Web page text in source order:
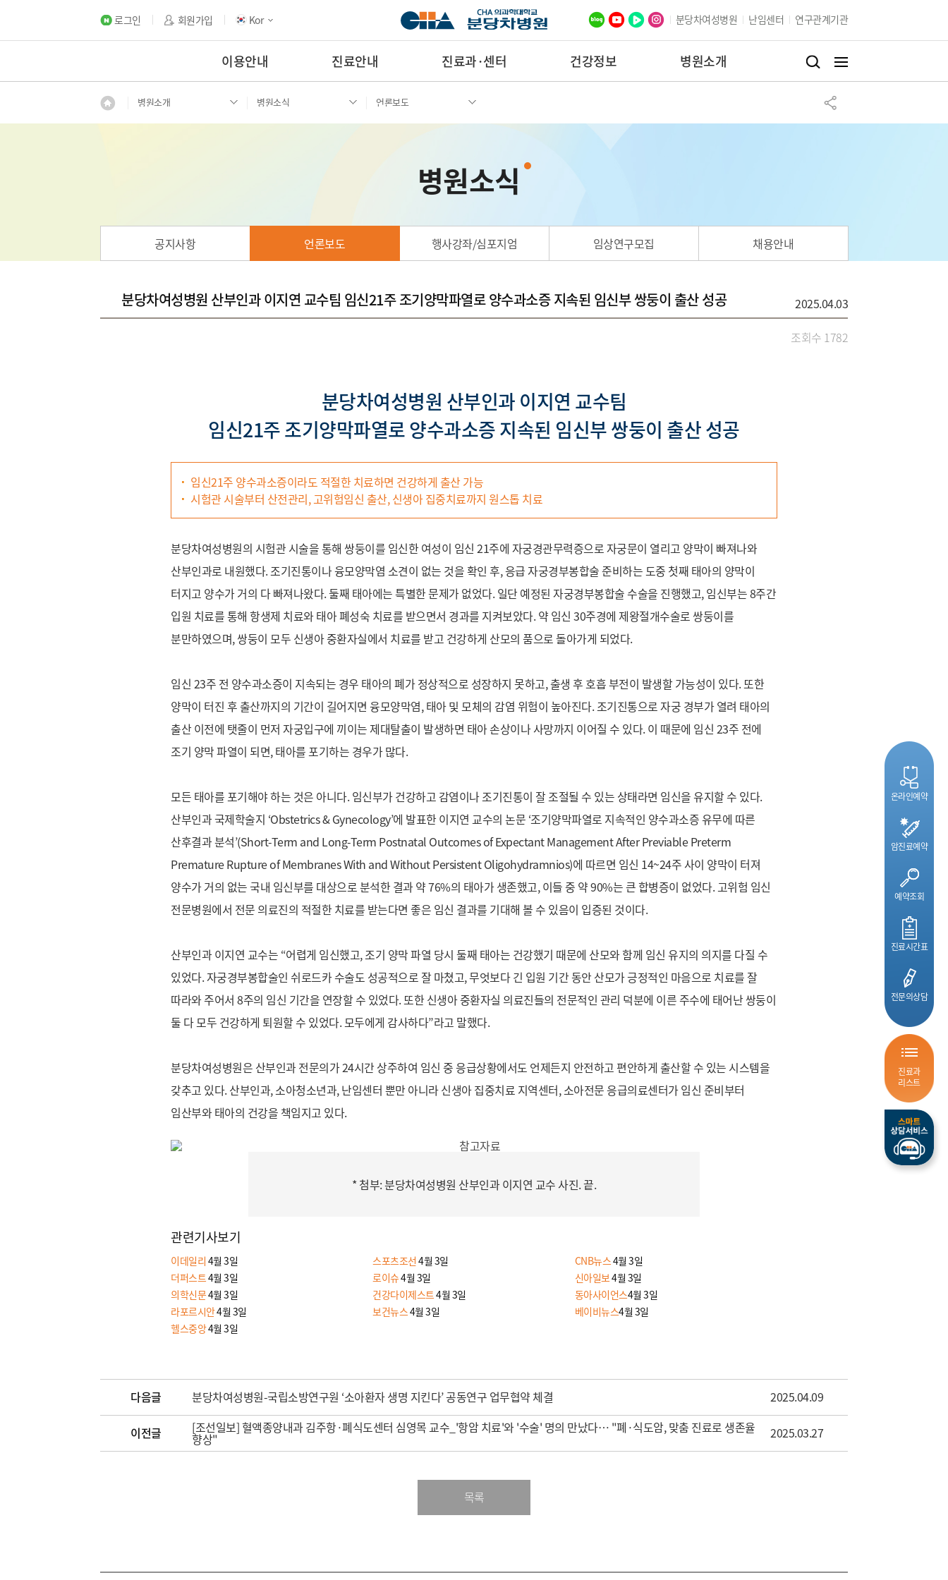
로그인 회원가입 Kor 분당차여성병원 난임센터 연구관계기관
이용안내 진료안내 진료과·센터 건강정보 병원소개
온라인예약
암진료예약
예약조회
진료시간표
전문의상담
진료과
리스트
병원소개 병원소식 언론보도
병원소식
공지사항 언론보도 행사강좌/심포지엄 임상연구모집 채용안내
분당차여성병원 산부인과 이지연 교수팀 임신21주 조기양막파열로 양수과소증 지속된 임신부 쌍둥이 출산 성공
2025.04.03
조회수 1782
분당차여성병원 산부인과 이지연 교수팀
임신21주 조기양막파열로 양수과소증 지속된 임신부 쌍둥이 출산 성공
임신21주 양수과소증이라도 적절한 치료하면 건강하게 출산 가능
시험관 시술부터 산전관리, 고위험임신 출산, 신생아 집중치료까지 원스톱 치료
분당차여성병원의 시험관 시술을 통해 쌍둥이를 임신한 여성이 임신 21주에 자궁경관무력증으로 자궁문이 열리고 양막이 빠져나와
산부인과로 내원했다. 조기진통이나 융모양막염 소견이 없는 것을 확인 후, 응급 자궁경부봉합술 준비하는 도중 첫째 태아의 양막이
터지고 양수가 거의 다 빠져나왔다. 둘째 태아에는 특별한 문제가 없었다. 일단 예정된 자궁경부봉합술 수술을 진행했고, 임신부는 8주간
입원 치료를 통해 항생제 치료와 태아 폐성숙 치료를 받으면서 경과를 지켜보았다. 약 임신 30주경에 제왕절개수술로 쌍둥이를
분만하였으며, 쌍둥이 모두 신생아 중환자실에서 치료를 받고 건강하게 산모의 품으로 돌아가게 되었다.
임신 23주 전 양수과소증이 지속되는 경우 태아의 폐가 정상적으로 성장하지 못하고, 출생 후 호흡 부전이 발생할 가능성이 있다. 또한
양막이 터진 후 출산까지의 기간이 길어지면 융모양막염, 태아 및 모체의 감염 위험이 높아진다. 조기진통으로 자궁 경부가 열려 태아의
출산 이전에 탯줄이 먼저 자궁입구에 끼이는 제대탈출이 발생하면 태아 손상이나 사망까지 이어질 수 있다. 이 때문에 임신 23주 전에
조기 양막 파열이 되면, 태아를 포기하는 경우가 많다.
모든 태아를 포기해야 하는 것은 아니다. 임신부가 건강하고 감염이나 조기진통이 잘 조절될 수 있는 상태라면 임신을 유지할 수 있다.
산부인과 국제학술지 ‘Obstetrics & Gynecology’에 발표한 이지연 교수의 논문 ‘조기양막파열로 지속적인 양수과소증 유무에 따른
산후결과 분석’(Short-Term and Long-Term Postnatal Outcomes of Expectant Management After Previable Preterm
Premature Rupture of Membranes With and Without Persistent Oligohydramnios)에 따르면 임신 14~24주 사이 양막이 터져
양수가 거의 없는 국내 임신부를 대상으로 분석한 결과 약 76%의 태아가 생존했고, 이들 중 약 90%는 큰 합병증이 없었다. 고위험 임신
전문병원에서 전문 의료진의 적절한 치료를 받는다면 좋은 임신 결과를 기대해 볼 수 있음이 입증된 것이다.
산부인과 이지연 교수는 “어렵게 임신했고, 조기 양막 파열 당시 둘째 태아는 건강했기 때문에 산모와 함께 임신 유지의 의지를 다질 수
있었다. 자궁경부봉합술인 쉬로드카 수술도 성공적으로 잘 마쳤고, 무엇보다 긴 입원 기간 동안 산모가 긍정적인 마음으로 치료를 잘
따라와 주어서 8주의 임신 기간을 연장할 수 있었다. 또한 신생아 중환자실 의료진들의 전문적인 관리 덕분에 이른 주수에 태어난 쌍둥이
둘 다 모두 건강하게 퇴원할 수 있었다. 모두에게 감사하다”라고 말했다.
분당차여성병원은 산부인과 전문의가 24시간 상주하여 임신 중 응급상황에서도 언제든지 안전하고 편안하게 출산할 수 있는 시스템을
갖추고 있다. 산부인과, 소아청소년과, 난임센터 뿐만 아니라 신생아 집중치료 지역센터, 소아전문 응급의료센터가 임신 준비부터
임산부와 태아의 건강을 책임지고 있다.
* 첨부: 분당차여성병원 산부인과 이지연 교수 사진. 끝.
관련기사보기
이데일리 4월 3일 스포츠조선4월 3일 CNB뉴스4월 3일
더퍼스트4월 3일 로이슈4월 3일 신아일보4월 3일
의학신문4월 3일 건강다이제스트4월 3일 동아사이언스4월 3일
라포르시안4월 3일 보건뉴스4월 3일 베이비뉴스4월 3일
헬스중앙4월 3일
다음글 분당차여성병원-국립소방연구원 ‘소아환자 생명 지킨다’ 공동연구 업무협약 체결 2025.04.09
이전글 [조선일보] 혈액종양내과 김주항·폐식도센터 심영목 교수_'항암 치료'와 '수술' 명의 만났다… "폐·식도암, 맞춤 진료로 생존율
향상" 2025.03.27
목록